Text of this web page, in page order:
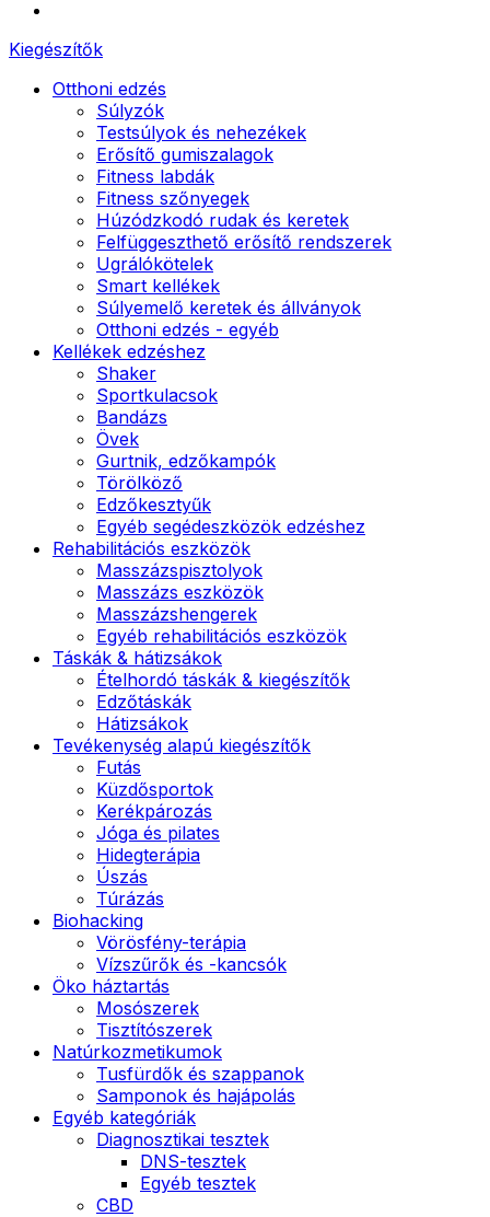
Kiegészítők
Otthoni edzés
Súlyzók
Testsúlyok és nehezékek
Erősítő gumiszalagok
Fitness labdák
Fitness szőnyegek
Húzódzkodó rudak és keretek
Felfüggeszthető erősítő rendszerek
Ugrálókötelek
Smart kellékek
Súlyemelő keretek és állványok
Otthoni edzés - egyéb
Kellékek edzéshez
Shaker
Sportkulacsok
Bandázs
Övek
Gurtnik, edzőkampók
Törölköző
Edzőkesztyűk
Egyéb segédeszközök edzéshez
Rehabilitációs eszközök
Masszázspisztolyok
Masszázs eszközök
Masszázshengerek
Egyéb rehabilitációs eszközök
Táskák & hátizsákok
Ételhordó táskák & kiegészítők
Edzőtáskák
Hátizsákok
Tevékenység alapú kiegészítők
Futás
Küzdősportok
Kerékpározás
Jóga és pilates
Hidegterápia
Úszás
Túrázás
Biohacking
Vörösfény-terápia
Vízszűrők és -kancsók
Öko háztartás
Mosószerek
Tisztítószerek
Natúrkozmetikumok
Tusfürdők és szappanok
Samponok és hajápolás
Egyéb kategóriák
Diagnosztikai tesztek
DNS-tesztek
Egyéb tesztek
CBD